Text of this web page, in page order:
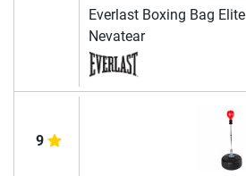
Everlast Boxing Bag Elite
Nevatear
9